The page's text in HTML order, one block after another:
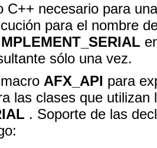
C++ necesario para
para el nombre
sólo una vez.
AFX_API para
las clases que
. Soporte de las